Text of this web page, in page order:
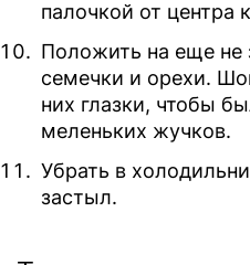
палочкой от центра
Положить на еще
семечки и орехи.
них глазки, чтобы
меленьких жучков.
Убрать в
застыл.